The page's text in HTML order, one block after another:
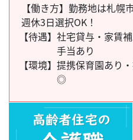
【働き方】勤務地は札
週休3日選択OK！
【待遇】 社宅貸与・家賃
手当あり
【環境】 提携保育園あり
◎